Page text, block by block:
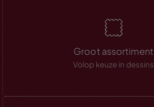
Groot assortiment
Volop keuze in dessins